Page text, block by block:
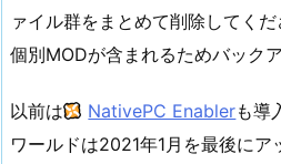
ァイル群をまとめて削除してく
個別MODが含まれるためバック
以前は NativePC Enablerも導
ワールドは2021年1月を最後にア